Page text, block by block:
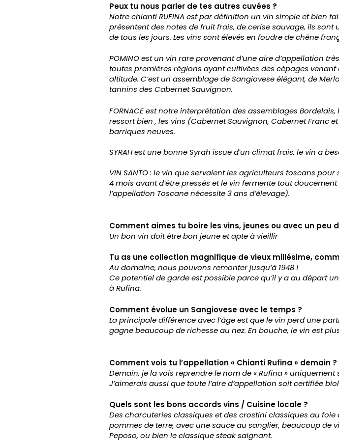
Peux tu nous parler de tes autres cuvées ?
Notre chianti RUFINA est par définition un vin simple et bien
présentent des notes de fruit frais, de cerise sauvage, ils
de tous les jours. Les vins sont élevés en foudre de chêne
POMINO est un vin rare provenant d’une aire d’appellation
toutes premières régions ayant cultivées des cépages
altitude. C’est un assemblage de Sangiovese élégant, de
tannins des Cabernet Sauvignon.
FORNACE est notre interprétation des assemblages
ressort bien , les vins (Cabernet Sauvignon, Cabernet Franc
barriques neuves.
SYRAH est une bonne Syrah issue d’un climat frais, le vin a
VIN SANTO : le vin que servaient les agriculteurs toscans
4 mois avant d’être pressés et le vin fermente tout
l’appellation Toscane nécessite 3 ans d’élevage).
Comment aimes tu boire les vins, jeunes ou avec un peu
Un bon vin doit être bon jeune et apte à vieillir
Tu as une collection magnifique de vieux millésime,
Au domaine, nous pouvons remonter jusqu’à 1948 !
Ce potentiel de garde est possible parce qu’il y a au départ
à Rufina.
Comment évolue un Sangiovese avec le temps ?
La principale différence avec l’âge est que le vin perd une
gagne beaucoup de richesse au nez. En bouche, le vin est
Comment vois tu l’appellation « Chianti Rufina » demain ?
Demain, je la vois reprendre le nom de « Rufina »
J’aimerais aussi que toute l’aire d’appellation soit certifiée
Quels sont les bons accords vins / Cuisine locale ?
Des charcuteries classiques et des crostini classiques au
pommes de terre, avec une sauce au sanglier, beaucoup de
Peposo, ou bien le classique steak saignant.